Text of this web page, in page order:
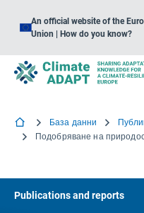
An official website of the
Union | How do you know?
База данни
Publications and reports